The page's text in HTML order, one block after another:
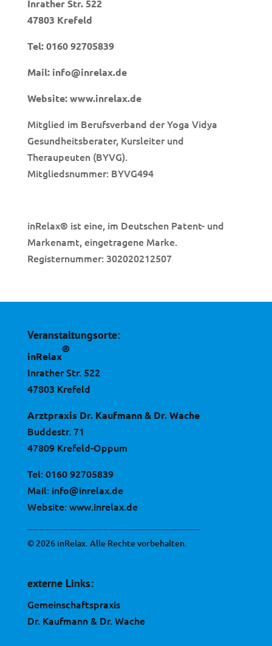
Inrather Str. 522
47803 Krefeld
Tel:0160 92705839
Mail: info@inrelax.de
Website:www.inrelax.de
Mitglied im Berufsverband der Yoga Vidya
Gesundheitsberater, Kursleiter und
Theraupeuten (BYVG).
Mitgliedsnummer: BYVG494
inRelax® ist eine, im Deutschen Patent- und
Markenamt, eingetragene Marke.
Registernummer: 302020212507
Veranstaltungsorte:
inRelax
®
Inrather Str. 522
47803 Krefeld
Arztpraxis Dr. Kaufmann & Dr. Wache
Buddestr. 71
47809 Krefeld-Oppum
Tel:0160 92705839
Mail: info@inrelax.de
Website:www.inrelax.de
© 2026 inRelax. Alle Rechte vorbehalten.
externe Links:
Gemeinschaftspraxis
Dr. Kaufmann & Dr. Wache